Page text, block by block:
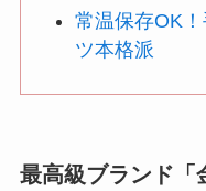
常温保存OK
ツ本格派
最高級ブランド「